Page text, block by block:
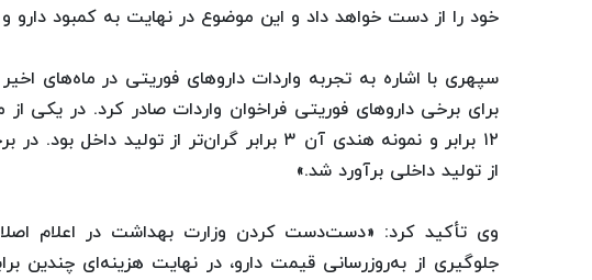
خود را از دست خواهد داد و این موضوع در نهایت به کمبود دارو
سپهری با اشاره به تجربه واردات داروهای فوریتی در ماه‌های
برای برخی داروهای فوریتی فراخوان واردات صادر کرد. در یکی
از تولید داخلی برآورد شد.»
وی تأکید کرد: «دست‌دست کردن وزارت بهداشت در اعلام
جلوگیری از به‌روزرسانی قیمت دارو، در نهایت هزینه‌ای چندین